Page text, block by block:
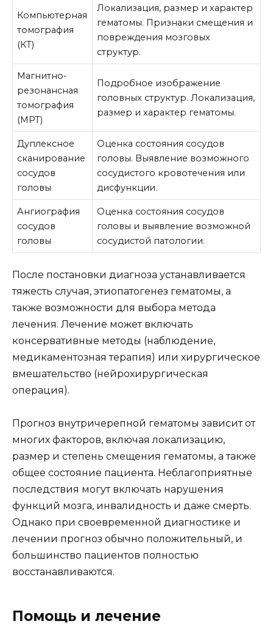
Компьютерная
томография
(КТ)
Локализация, размер и характер
гематомы. Признаки смещения и
повреждения мозговых
структур.
Магнитно-
резонансная
томография
(МРТ)
Подробное изображение
головных структур. Локализация,
размер и характер гематомы.
Дуплексное
сканирование
сосудов
головы
Оценка состояния сосудов
головы. Выявление возможного
сосудистого кровотечения или
дисфункции.
Ангиография
сосудов
головы
Оценка состояния сосудов
головы и выявление возможной
сосудистой патологии.
После постановки диагноза устанавливается
тяжесть случая, этиопатогенез гематомы, а
также возможности для выбора метода
лечения. Лечение может включать
консервативные методы (наблюдение,
медикаментозная терапия) или хирургическое
вмешательство (нейрохирургическая
операция).
Прогноз внутричерепной гематомы зависит от
многих факторов, включая локализацию,
размер и степень смещения гематомы, а также
общее состояние пациента. Неблагоприятные
последствия могут включать нарушения
функций мозга, инвалидность и даже смерть.
Однако при своевременной диагностике и
лечении прогноз обычно положительный, и
большинство пациентов полностью
восстанавливаются.
Помощь и лечение